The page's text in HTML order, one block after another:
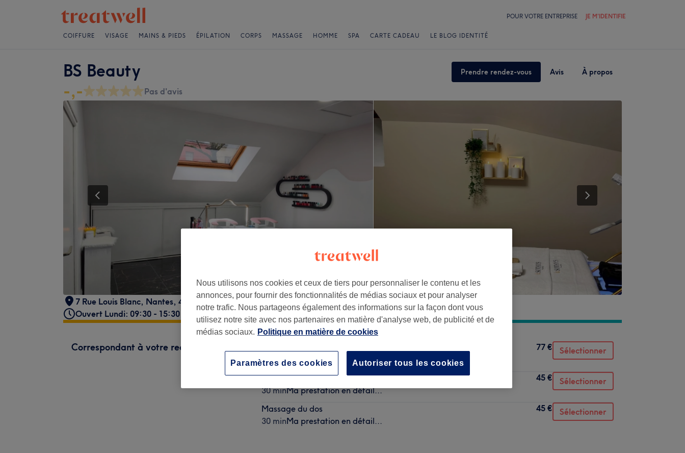
POUR VOTRE ENTREPRISE JE M'IDENTIFIE
COIFFURE VISAGE MAINS & PIEDS ÉPILATION CORPS MASSAGE HOMME SPA CARTE CADEAU LE BLOG IDENTITÉ
BS Beauty Prendre rendez-vous Avis À propos
-,- Pas d'avis
7 Rue Louis Blanc, Nantes, 44200
Ouvert Lundi: 09:30 - 15:30
Correspondant à votre recherche
1 hMa prestation en détail...
77 € Sélectionner
Massage du dos
30 minMa prestation en détail...
45 € Sélectionner
Massage du dos
30 minMa prestation en détail...
45 € Sélectionner
Nous utilisons nos cookies et ceux de tiers pour personnaliser le contenu et les
annonces, pour fournir des fonctionnalités de médias sociaux et pour analyser
notre trafic. Nous partageons également des informations sur la façon dont vous
utilisez notre site avec nos partenaires en matière d'analyse web, de publicité et de
médias sociaux. Politique en matière de cookies
Autoriser tous les cookies
Paramètres des cookies